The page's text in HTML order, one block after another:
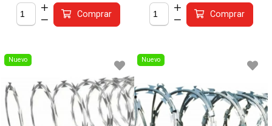
Comprar Comprar
Nuevo Nuevo